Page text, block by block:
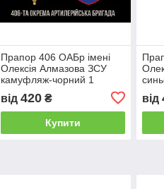
Прапор 406 ОАБр імені
Олексія Алмазова ЗСУ
камуфляж-чорний 1
від 420₴
Купити
від